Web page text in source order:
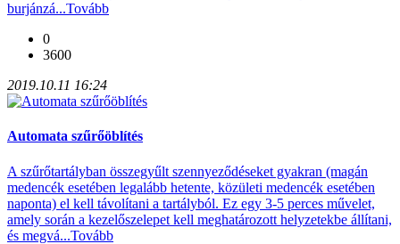
burjánzá...Tovább
0
3600
2019.10.11 16:24
Automata szűrőöblítés
A szűrőtartályban összegyűlt szennyeződéseket gyakran (magán
medencék esetében legalább hetente, közületi medencék esetében
naponta) el kell távolítani a tartályból. Ez egy 3-5 perces művelet,
amely során a kezelőszelepet kell meghatározott helyzetekbe állítani,
és megvá...Tovább